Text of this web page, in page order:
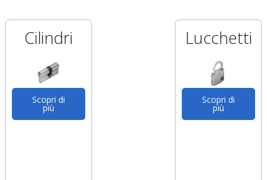
Cilindri
Scopri di
più
Lucchetti
Scopri di
più